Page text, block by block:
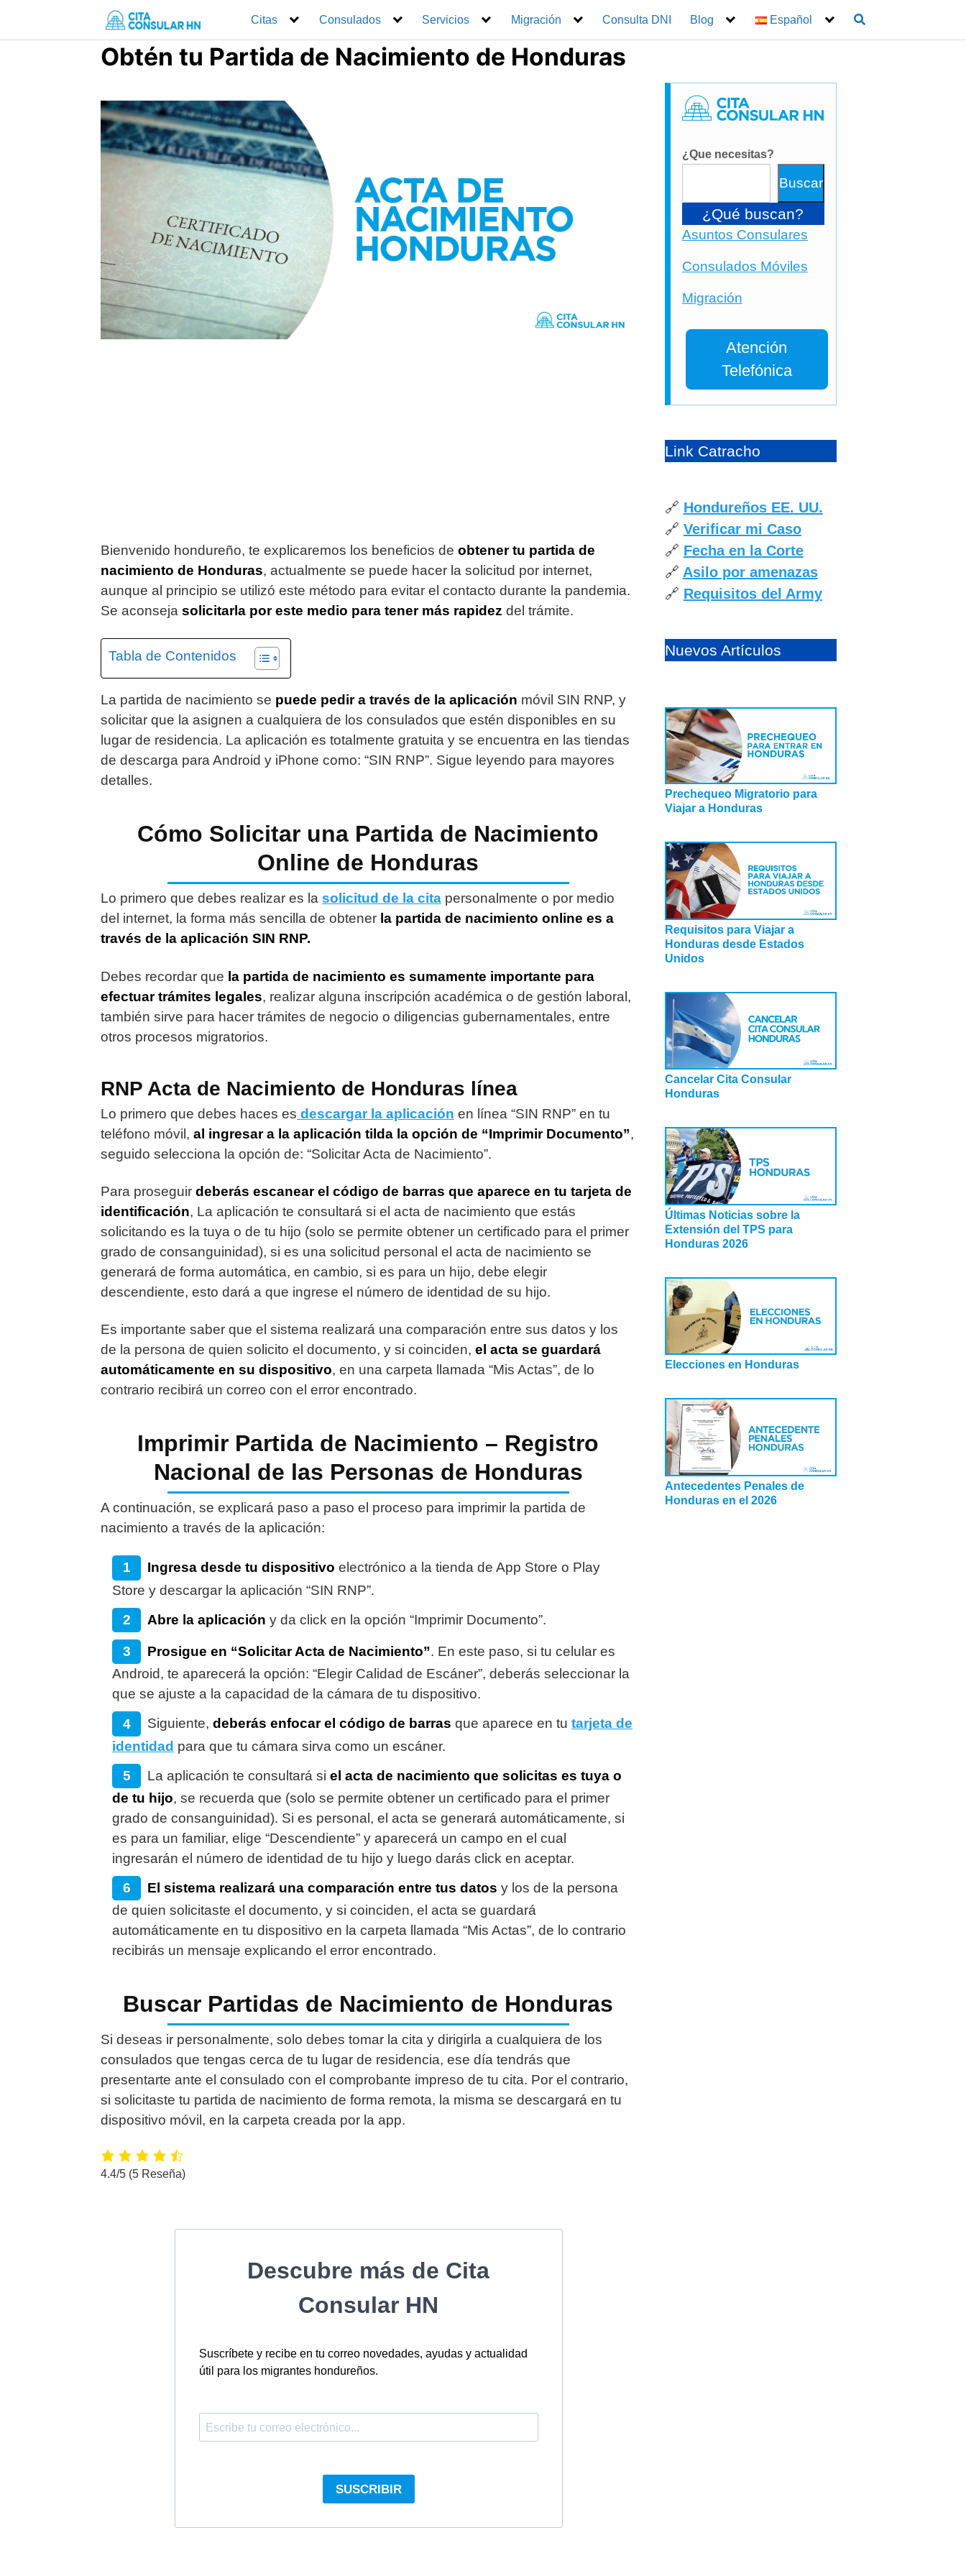
contenido
Citas Consulados Servicios Migración Consulta DNI Blog Español
Obtén tu Partida de Nacimiento de Honduras
Bienvenido hondureño, te explicaremos los beneficios de obtener tu partida de
nacimiento de Honduras, actualmente se puede hacer la solicitud por internet,
aunque al principio se utilizó este método para evitar el contacto durante la pandemia.
Se aconseja solicitarla por este medio para tener más rapidez del trámite.
Tabla de Contenidos
La partida de nacimiento se puede pedir a través de la aplicación móvil SIN RNP, y
solicitar que la asignen a cualquiera de los consulados que estén disponibles en su
lugar de residencia. La aplicación es totalmente gratuita y se encuentra en las tiendas
de descarga para Android y iPhone como: “SIN RNP”. Sigue leyendo para mayores
detalles.
Cómo Solicitar una Partida de Nacimiento
Online de Honduras
Lo primero que debes realizar es la solicitud de la cita personalmente o por medio
del internet, la forma más sencilla de obtener la partida de nacimiento online es a
través de la aplicación SIN RNP.
Debes recordar que la partida de nacimiento es sumamente importante para
efectuar trámites legales, realizar alguna inscripción académica o de gestión laboral,
también sirve para hacer trámites de negocio o diligencias gubernamentales, entre
otros procesos migratorios.
RNP Acta de Nacimiento de Honduras línea
Lo primero que debes haces es descargar la aplicación en línea “SIN RNP” en tu
teléfono móvil, al ingresar a la aplicación tilda la opción de “Imprimir Documento”,
seguido selecciona la opción de: “Solicitar Acta de Nacimiento”.
Para proseguir deberás escanear el código de barras que aparece en tu tarjeta de
identificación, La aplicación te consultará si el acta de nacimiento que estás
solicitando es la tuya o de tu hijo (solo se permite obtener un certificado para el primer
grado de consanguinidad), si es una solicitud personal el acta de nacimiento se
generará de forma automática, en cambio, si es para un hijo, debe elegir
descendiente, esto dará a que ingrese el número de identidad de su hijo.
Es importante saber que el sistema realizará una comparación entre sus datos y los
de la persona de quien solicito el documento, y si coinciden, el acta se guardará
automáticamente en su dispositivo, en una carpeta llamada “Mis Actas”, de lo
contrario recibirá un correo con el error encontrado.
Imprimir Partida de Nacimiento – Registro
Nacional de las Personas de Honduras
A continuación, se explicará paso a paso el proceso para imprimir la partida de
nacimiento a través de la aplicación:
Ingresa desde tu dispositivo electrónico a la tienda de App Store o Play
Store y descargar la aplicación “SIN RNP”.
Abre la aplicación y da click en la opción “Imprimir Documento”.
Prosigue en “Solicitar Acta de Nacimiento”. En este paso, si tu celular es
Android, te aparecerá la opción: “Elegir Calidad de Escáner”, deberás seleccionar la
que se ajuste a la capacidad de la cámara de tu dispositivo.
Siguiente, deberás enfocar el código de barras que aparece en tu tarjeta de
identidad para que tu cámara sirva como un escáner.
La aplicación te consultará si el acta de nacimiento que solicitas es tuya o
de tu hijo, se recuerda que (solo se permite obtener un certificado para el primer
grado de consanguinidad). Si es personal, el acta se generará automáticamente, si
es para un familiar, elige “Descendiente” y aparecerá un campo en el cual
ingresarán el número de identidad de tu hijo y luego darás click en aceptar.
El sistema realizará una comparación entre tus datos y los de la persona
de quien solicitaste el documento, y si coinciden, el acta se guardará
automáticamente en tu dispositivo en la carpeta llamada “Mis Actas”, de lo contrario
recibirás un mensaje explicando el error encontrado.
Buscar Partidas de Nacimiento de Honduras
Si deseas ir personalmente, solo debes tomar la cita y dirigirla a cualquiera de los
consulados que tengas cerca de tu lugar de residencia, ese día tendrás que
presentarte ante el consulado con el comprobante impreso de tu cita. Por el contrario,
si solicitaste tu partida de nacimiento de forma remota, la misma se descargará en tu
dispositivo móvil, en la carpeta creada por la app.
4.4/5 (5 Reseña)
¿Que necesitas?
Buscar
¿Qué buscan?
Asuntos Consulares
Consulados Móviles
Migración
Atención
Telefónica
Link Catracho
🔗 Hondureños EE. UU.
🔗 Verificar mi Caso
🔗 Fecha en la Corte
🔗 Asilo por amenazas
🔗 Requisitos del Army
Nuevos Artículos
Prechequeo Migratorio para
Viajar a Honduras
Requisitos para Viajar a
Honduras desde Estados
Unidos
Cancelar Cita Consular
Honduras
Últimas Noticias sobre la
Extensión del TPS para
Honduras 2026
Elecciones en Honduras
Antecedentes Penales de
Honduras en el 2026